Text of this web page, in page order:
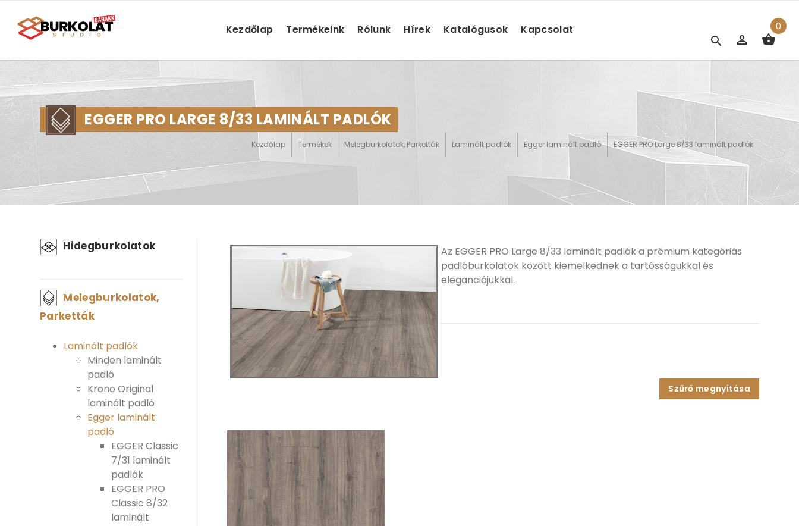
Kezdőlap Termékeink Rólunk Hírek Katalógusok Kapcsolat 0
EGGER PRO LARGE 8/33 LAMINÁLT PADLÓK
Kezdőlap Termékek Melegburkolatok, Parketták Laminált padlók Egger laminált padló EGGER PRO Large 8/33 laminált padlók
Hidegburkolatok
Melegburkolatok,
Parketták
Laminált padlók
Minden laminált
padló
Krono Original
laminált padló
Egger laminált
padló
EGGER Classic
7/31 laminált
padlók
EGGER PRO
Classic 8/32
laminált
Az EGGER PRO Large 8/33 laminált padlók a prémium kategóriás
padlóburkolatok között kiemelkednek a tartósságukkal és
eleganciájukkal.
Szűrő megnyitása